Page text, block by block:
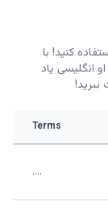
کنید! با
انگلیسی یاد
Terms
....